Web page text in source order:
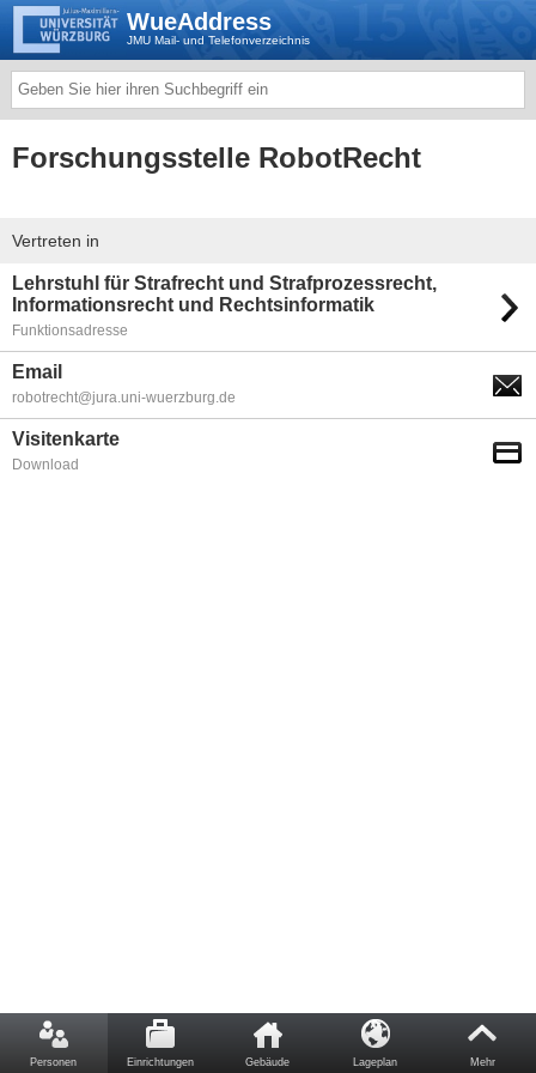
WueAddress
JMU Mail- und Telefonverzeichnis
Forschungsstelle RobotRecht
Vertreten in
Lehrstuhl für Strafrecht und Strafprozessrecht,
Informationsrecht und Rechtsinformatik
Funktionsadresse
Email
robotrecht@jura.uni-wuerzburg.de
Visitenkarte
Download
Personen Einrichtungen Gebäude Lageplan Mehr